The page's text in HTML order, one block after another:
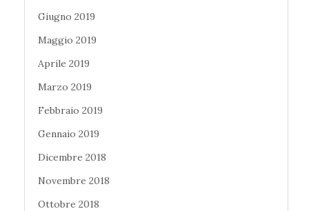
Giugno 2019
Maggio 2019
Aprile 2019
Marzo 2019
Febbraio 2019
Gennaio 2019
Dicembre 2018
Novembre 2018
Ottobre 2018